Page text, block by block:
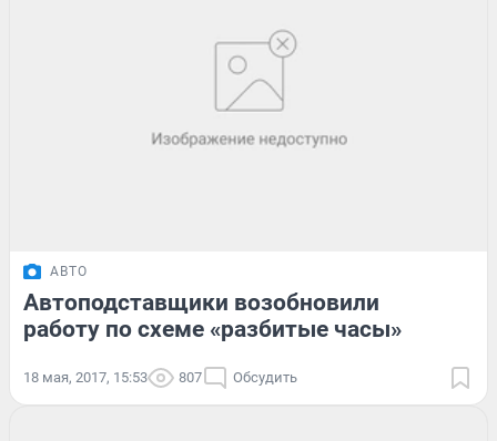
АВТО
Автоподставщики возобновили
работу по схеме «разбитые часы»
18 мая, 2017, 15:53 807 Обсудить